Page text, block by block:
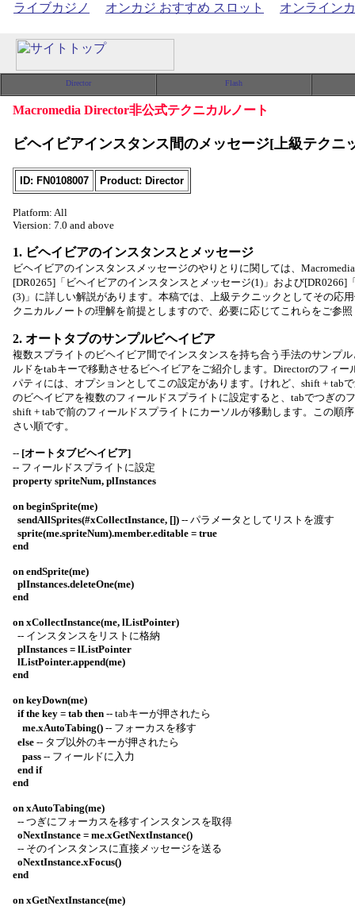
ライブカジノ オンカジ おすすめ スロット オンライン
Macromedia Director非公式テクニカルノート
ビヘイビアインスタンス間のメッセージ[上級テクニ
ID: FN0108007 Product: Director
Platform: All
Viersion: 7.0 and above
1. ビヘイビアのインスタンスとメッセージ
ビヘイビアのインスタンスメッセージのやりとりに関しては、
[DR0265]「ビヘイビアのインスタンスとメッセージ(1)」および[DR0266]
(3)」に詳しい解説があります。本稿では、上級テクニックとしてその応
クニカルノートの理解を前提としますので、必要に応じてこれらをご参
2. オートタブのサンプルビヘイビア
複数スプライトのビヘイビア間でインスタンスを持ち合う手法のサンプ
ルドをtabキーで移動させるビヘイビアをご紹介します。Directorのフィー
パティには、オプションとしてこの設定があります。けれど、shift + tab
のビヘイビアを複数のフィールドスプライトに設定すると、tabでつぎの
shift + tabで前のフィールドスプライトにカーソルが移動します。この順
さい順です。
-- [オートタブビヘイビア]
-- フィールドスプライトに設定
property spriteNum, plInstances
on beginSprite(me)
sendAllSprites(#xCollectInstance, []) -- パラメータとしてリストを渡す
sprite(me.spriteNum).member.editable = true
end
on endSprite(me)
plInstances.deleteOne(me)
end
on xCollectInstance(me, lListPointer)
-- インスタンスをリストに格納
plInstances = lListPointer
lListPointer.append(me)
end
on keyDown(me)
if the key = tab then -- tabキーが押されたら
me.xAutoTabing() -- フォーカスを移す
else -- タブ以外のキーが押されたら
pass -- フィールドに入力
end if
end
on xAutoTabing(me)
-- つぎにフォーカスを移すインスタンスを取得
oNextInstance = me.xGetNextInstance()
-- そのインスタンスに直接メッセージを送る
oNextInstance.xFocus()
end
on xGetNextInstance(me)